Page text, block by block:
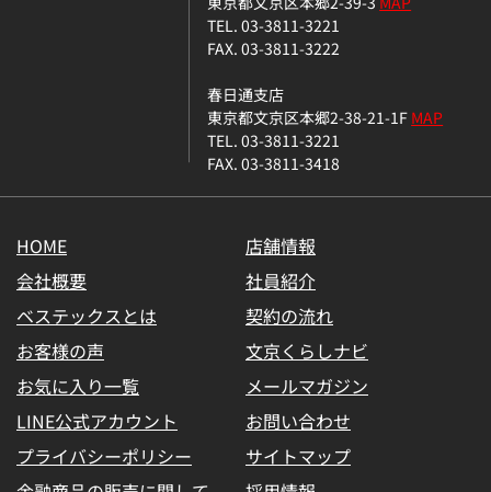
TEL. 03-3811-3221
FAX. 03-3811-3222
春日通支店
東京都文京区本郷2-38-21-1FMAP
TEL. 03-3811-3221
FAX. 03-3811-3418
HOME
店舗情報
会社概要
社員紹介
ベステックスとは
契約の流れ
お客様の声
文京くらしナビ
お気に入り一覧
メールマガジン
LINE公式アカウント
お問い合わせ
プライバシーポリシー
サイトマップ